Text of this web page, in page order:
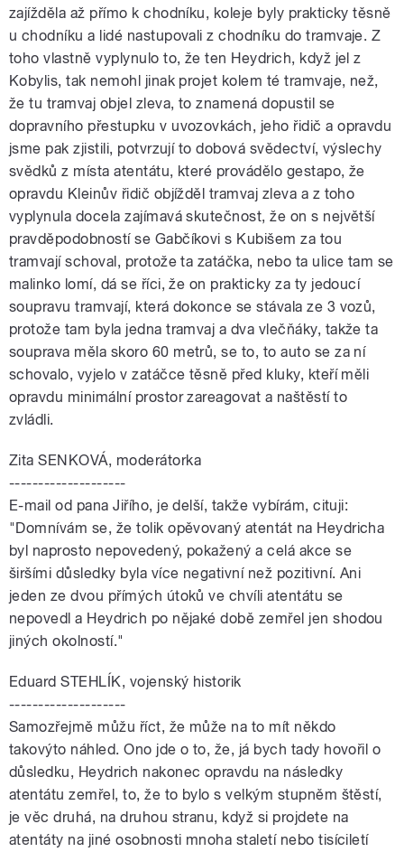
zajížděla až přímo k chodníku, koleje byly prakticky těsně
u chodníku a lidé nastupovali z chodníku do tramvaje. Z
toho vlastně vyplynulo to, že ten Heydrich, když jel z
Kobylis, tak nemohl jinak projet kolem té tramvaje, než,
že tu tramvaj objel zleva, to znamená dopustil se
dopravního přestupku v uvozovkách, jeho řidič a opravdu
jsme pak zjistili, potvrzují to dobová svědectví, výslechy
svědků z místa atentátu, které provádělo gestapo, že
opravdu Kleinův řidič objížděl tramvaj zleva a z toho
vyplynula docela zajímavá skutečnost, že on s největší
pravděpodobností se Gabčíkovi s Kubišem za tou
tramvají schoval, protože ta zatáčka, nebo ta ulice tam se
malinko lomí, dá se říci, že on prakticky za ty jedoucí
soupravu tramvají, která dokonce se stávala ze 3 vozů,
protože tam byla jedna tramvaj a dva vlečňáky, takže ta
souprava měla skoro 60 metrů, se to, to auto se za ní
schovalo, vyjelo v zatáčce těsně před kluky, kteří měli
opravdu minimální prostor zareagovat a naštěstí to
zvládli.
Zita SENKOVÁ, moderátorka
--------------------
E-mail od pana Jiřího, je delší, takže vybírám, cituji:
"Domnívám se, že tolik opěvovaný atentát na Heydricha
byl naprosto nepovedený, pokažený a celá akce se
širšími důsledky byla více negativní než pozitivní. Ani
jeden ze dvou přímých útoků ve chvíli atentátu se
nepovedl a Heydrich po nějaké době zemřel jen shodou
jiných okolností."
Eduard STEHLÍK, vojenský historik
--------------------
Samozřejmě můžu říct, že může na to mít někdo
takovýto náhled. Ono jde o to, že, já bych tady hovořil o
důsledku, Heydrich nakonec opravdu na následky
atentátu zemřel, to, že to bylo s velkým stupněm štěstí,
je věc druhá, na druhou stranu, když si projdete na
atentáty na jiné osobnosti mnoha staletí nebo tisíciletí